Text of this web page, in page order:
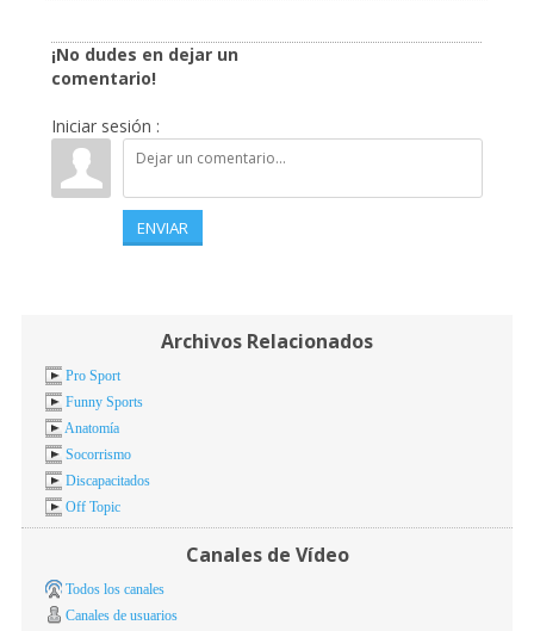
¡No dudes en dejar un
comentario!
Iniciar sesión :
ENVIAR
Archivos Relacionados
Pro Sport
Funny Sports
Anatomía
Socorrismo
Discapacitados
Off Topic
Canales de Vídeo
Todos los canales
Canales de usuarios